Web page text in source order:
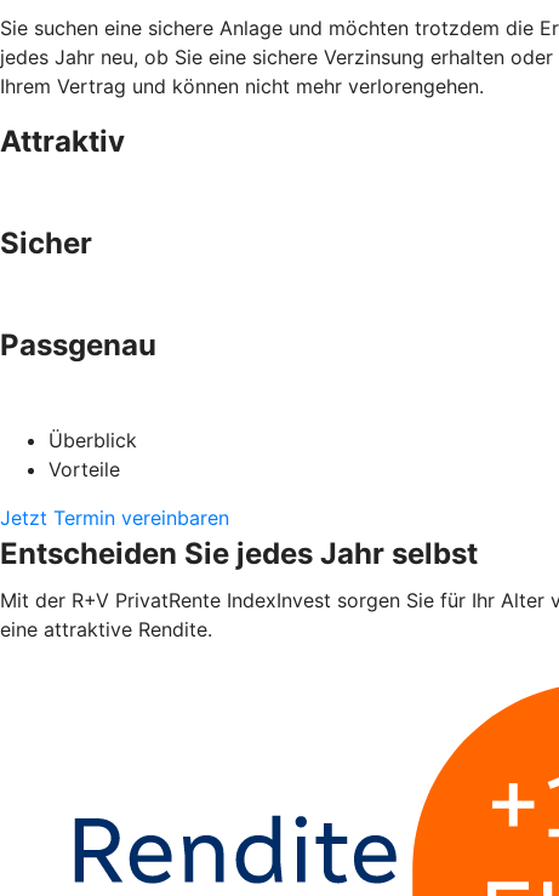
Sie suchen eine sichere Anlage und möchten trotzdem die
jedes Jahr neu, ob Sie eine sichere Verzinsung erhalten
Ihrem Vertrag und können nicht mehr verlorengehen.
Attraktiv
Sicher
Passgenau
Überblick
Vorteile
Jetzt Termin vereinbaren
Entscheiden Sie jedes Jahr selbst
Mit der R+V PrivatRente IndexInvest sorgen Sie für Ihr
eine attraktive Rendite.